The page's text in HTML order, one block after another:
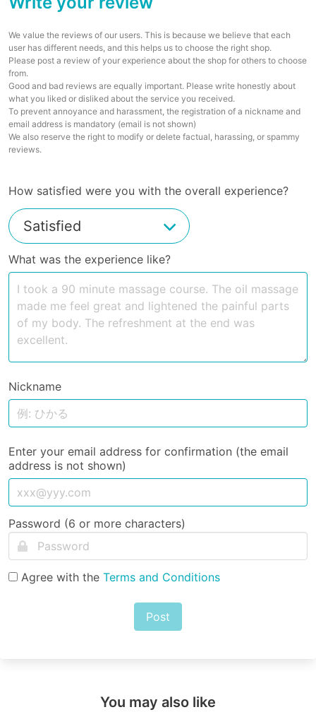
We value the reviews of our users. This is because we believe that each
user has different needs, and this helps us to choose the right shop.
Please post a review of your experience about the shop for others to choose
from.
Good and bad reviews are equally important. Please write honestly about
what you liked or disliked about the service you received.
To prevent annoyance and harassment, the registration of a nickname and
email address is mandatory (email is not shown)
We also reserve the right to modify or delete factual, harassing, or spammy
reviews.
How satisfied were you with the overall experience?
What was the experience like?
Nickname
Enter your email address for confirmation (the email
address is not shown)
Password (6 or more characters)
Agree with the Terms and Conditions
Post
You may also like